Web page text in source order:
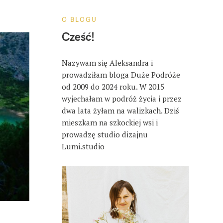
O BLOGU
Cześć!
Nazywam się Aleksandra i
prowadziłam bloga Duże Podróże
od 2009 do 2024 roku. W 2015
wyjechałam w podróż życia i przez
dwa lata żyłam na walizkach. Dziś
mieszkam na szkockiej wsi i
prowadzę studio dizajnu
Lumi.studio